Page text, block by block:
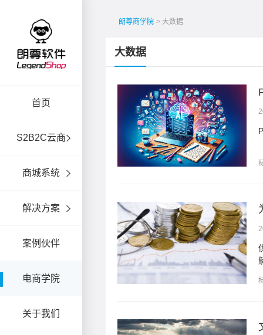
首页
S2B2C云商
商城系统
解决方案
案例伙伴
电商学院
关于我们
朗尊商学院 > 大数据
大数据
金融支持，帮助企业